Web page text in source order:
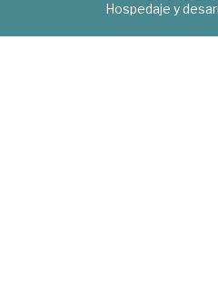
Hospedaje y